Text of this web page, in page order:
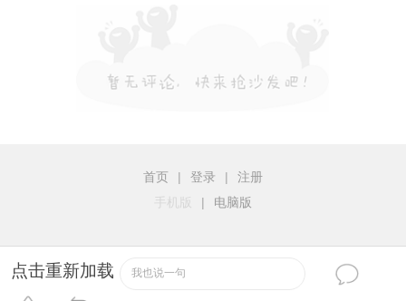
点击重新加载 我也说一句
首页 | 登录 |
注册
手机版
| 电脑版